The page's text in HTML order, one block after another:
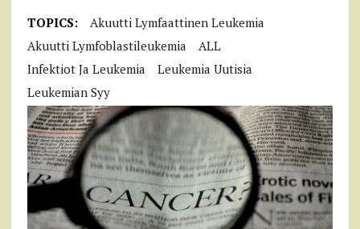
TOPICS:
Akuutti Lymfaattinen Leukemia
Akuutti Lymfoblastileukemia
ALL
Infektiot Ja Leukemia
Leukemia Uutisia
Leukemian Syy